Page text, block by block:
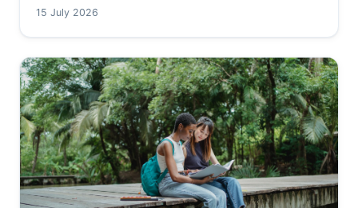
15 July 2026